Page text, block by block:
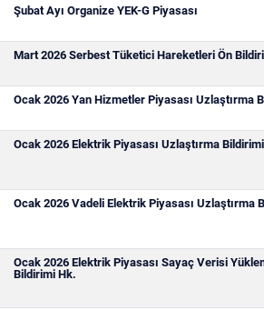
Şubat Ayı Organize YEK-G Piyasası
Mart 2026 Serbest Tüketici Hareketleri Ön
Ocak 2026 Yan Hizmetler Piyasası Uzlaştırma
Ocak 2026 Elektrik Piyasası Uzlaştırma Bildirimi
Ocak 2026 Vadeli Elektrik Piyasası Uzlaştırma
Ocak 2026 Elektrik Piyasası Sayaç Verisi
Bildirimi Hk.